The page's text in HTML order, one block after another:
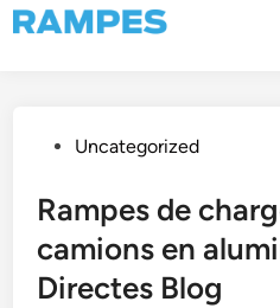
Skip
to
PostedUncategorized
Rampes de
camions en
Directes Blog